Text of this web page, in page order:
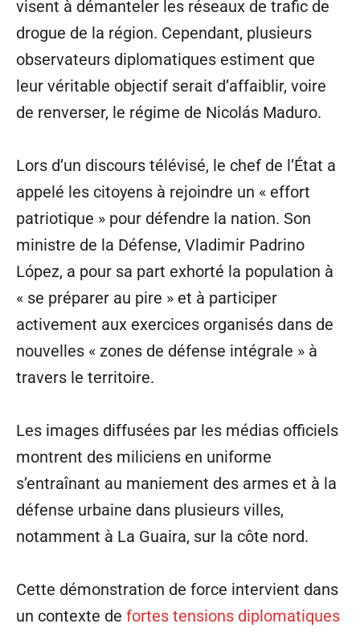
visent à démanteler les réseaux de trafic de
drogue de la région. Cependant, plusieurs
observateurs diplomatiques estiment que
leur véritable objectif serait d’affaiblir, voire
de renverser, le régime de Nicolás Maduro.
Lors d’un discours télévisé, le chef de l’État a
appelé les citoyens à rejoindre un « effort
patriotique » pour défendre la nation. Son
ministre de la Défense, Vladimir Padrino
López, a pour sa part exhorté la population à
« se préparer au pire » et à participer
activement aux exercices organisés dans de
nouvelles « zones de défense intégrale » à
travers le territoire.
Les images diffusées par les médias officiels
montrent des miliciens en uniforme
s’entraînant au maniement des armes et à la
défense urbaine dans plusieurs villes,
notamment à La Guaira, sur la côte nord.
Cette démonstration de force intervient dans
un contexte de fortes tensions diplomatiques